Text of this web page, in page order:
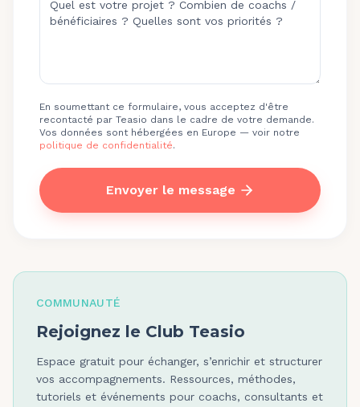
En soumettant ce formulaire, vous acceptez d'être
recontacté par Teasio dans le cadre de votre demande.
Vos données sont hébergées en Europe — voir notre
politique de confidentialité.
Envoyer le message
COMMUNAUTÉ
Rejoignez le Club Teasio
Espace gratuit pour échanger, s’enrichir et structurer
vos accompagnements. Ressources, méthodes,
tutoriels et événements pour coachs, consultants et